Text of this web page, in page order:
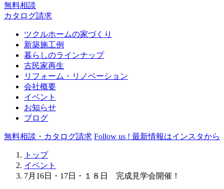
無料相談
カタログ請求
ツクルホームの家づくり
新築施工例
暮らしのラインナップ
古民家再生
リフォーム・リノベーション
会社概要
イベント
お知らせ
ブログ
無料相談・カタログ請求 Follow us ! 最新情報はインスタから
トップ
イベント
7月16日・17日・１８日 完成見学会開催！